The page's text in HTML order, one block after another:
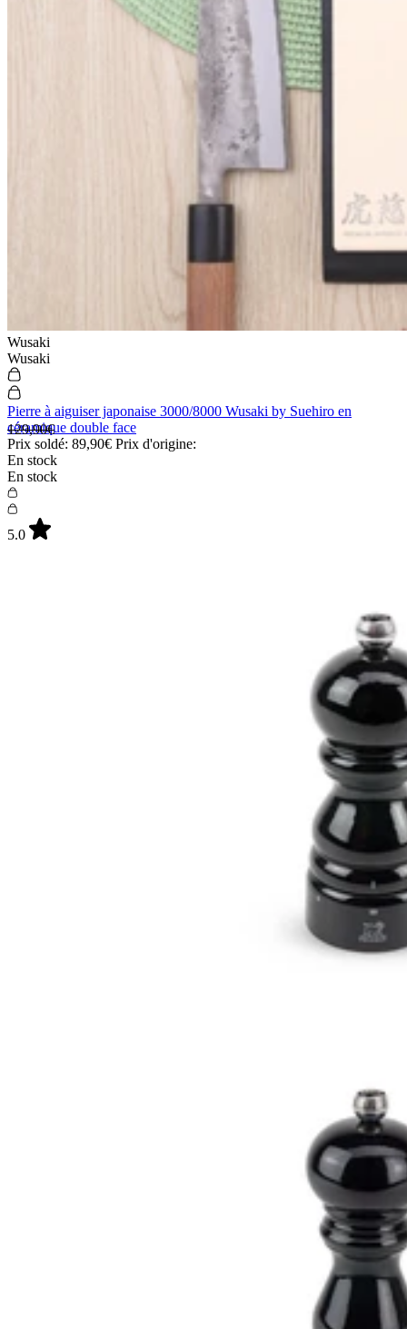
Wusaki
Wusaki
Pierre à aiguiser japonaise 3000/8000 Wusaki by Suehiro en
céramique double face
Prix soldé: 89,90€ Prix d'origine:
129,90€
En stock
En stock
5.0